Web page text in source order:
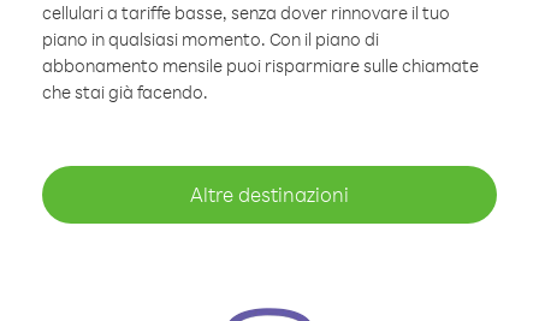
cellulari a tariffe basse, senza dover rinnovare il tuo
piano in qualsiasi momento. Con il piano di
abbonamento mensile puoi risparmiare sulle chiamate
che stai già facendo.
Altre destinazioni